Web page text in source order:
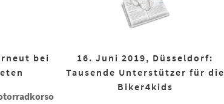
bei
16. Juni 2019, Düsseldorf:
Tausende Unterstützer für die
Biker4kids